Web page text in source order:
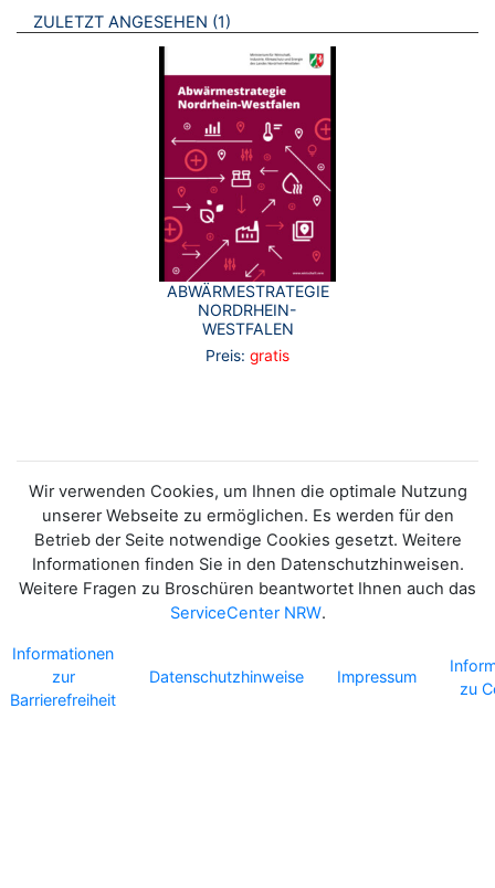
ZULETZT ANGESEHEN 1 BROSCHÜREN
ABWÄRMESTRATEGIE
NORDRHEIN-
WESTFALEN
Preis: gratis
Wir verwenden Cookies, um Ihnen die optimale Nutzung
unserer Webseite zu ermöglichen. Es werden für den
Betrieb der Seite notwendige Cookies gesetzt. Weitere
Informationen finden Sie in den Datenschutzhinweisen.
Weitere Fragen zu Broschüren beantwortet Ihnen auch das
ServiceCenter NRW.
Informationen
zur
Barrierefreiheit
Datenschutzhinweise Impressum
zu